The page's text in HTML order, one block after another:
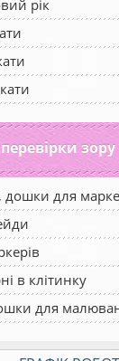
рік
зору
дошки для
в клітинку
для